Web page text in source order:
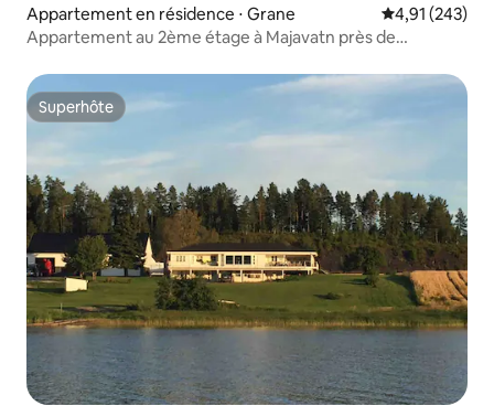
Appartement en résidence ⋅ Grane Évaluation
4,91 (243)
Appartement au 2ème étage à Majavatn près de
Superhôte
Superhôte